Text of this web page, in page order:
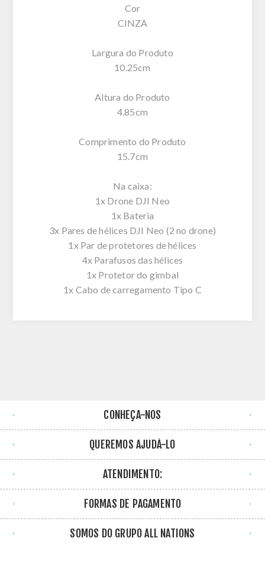
Cor
CINZA
Largura do Produto
10.25cm
Altura do Produto
4.85cm
Comprimento do Produto
15.7cm
Na caixa:
1x Drone DJI Neo
1x Bateria
3x Pares de hélices DJI Neo (2 no drone)
1x Par de protetores de hélices
4x Parafusos das hélices
1x Protetor do gimbal
1x Cabo de carregamento Tipo C
CONHEÇA-NOS
QUEREMOS AJUDÁ-LO
ATENDIMENTO:
FORMAS DE PAGAMENTO
SOMOS DO GRUPO ALL NATIONS